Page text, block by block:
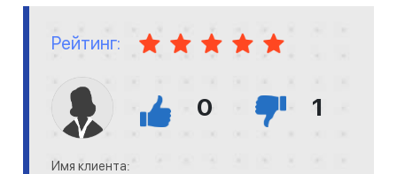
Рейтинг:
0 1
Имя клиента: